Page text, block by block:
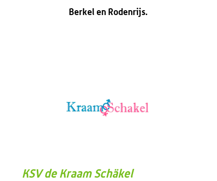
Berkel en Rodenrijs.
KSV de Kraam Schäkel